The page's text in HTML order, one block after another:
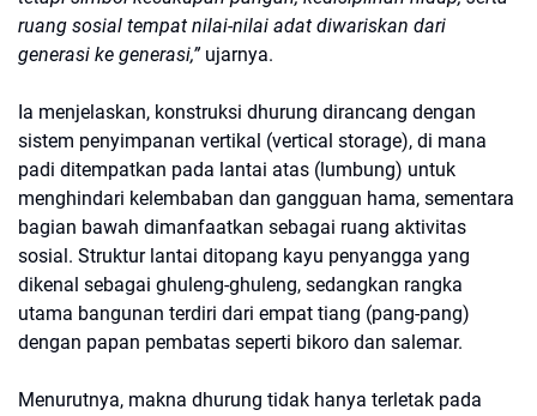
ruang sosial tempat nilai-nilai adat diwariskan dari
generasi ke generasi,” ujarnya.
Ia menjelaskan, konstruksi dhurung dirancang dengan
sistem penyimpanan vertikal (vertical storage), di mana
padi ditempatkan pada lantai atas (lumbung) untuk
menghindari kelembaban dan gangguan hama, sementara
bagian bawah dimanfaatkan sebagai ruang aktivitas
sosial. Struktur lantai ditopang kayu penyangga yang
dikenal sebagai ghuleng-ghuleng, sedangkan rangka
utama bangunan terdiri dari empat tiang (pang-pang)
dengan papan pembatas seperti bikoro dan salemar.
Menurutnya, makna dhurung tidak hanya terletak pada